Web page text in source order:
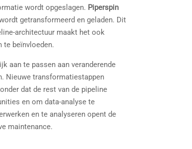
wordt opgeslagen. Piperspin
getransformeerd en geladen. Dit
architectuur maakt het ook
te beïnvloeden.
aan te passen aan veranderende
Nieuwe transformatiestappen
dat de rest van de pipeline
en om data-analyse te
en te analyseren opent de
maintenance.